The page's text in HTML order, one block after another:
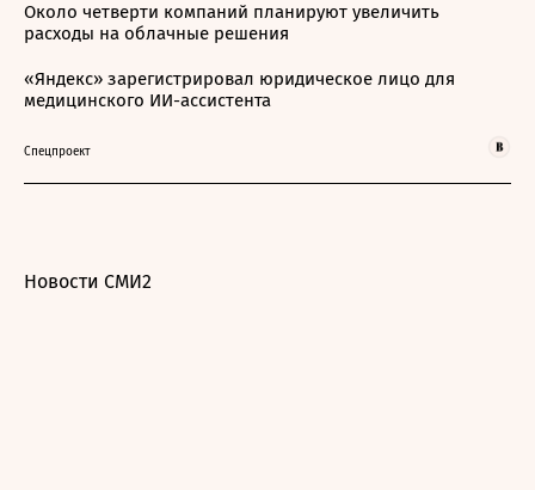
Около четверти компаний планируют увеличить
расходы на облачные решения
«Яндекс» зарегистрировал юридическое лицо для
медицинского ИИ-ассистента
Спецпроект
Новости СМИ2